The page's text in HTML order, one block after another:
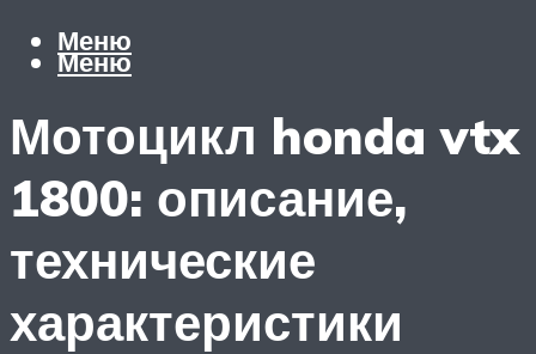
Меню
Меню
Мотоцикл honda vtx
1800: описание,
технические
характеристики